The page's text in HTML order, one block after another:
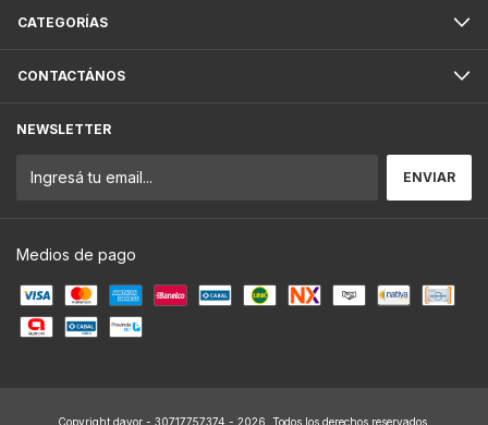
CATEGORÍAS
CONTACTÁNOS
NEWSLETTER
Medios de pago
Copyright davor - 30717757374 - 2026. Todos los derechos reservados.